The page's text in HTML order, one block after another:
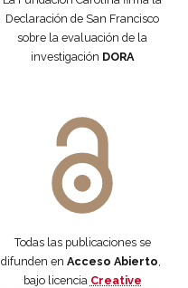
Declaración de San Francisco
sobre la evaluación de la
investigación DORA
Todas las publicaciones se
difunden en Acceso Abierto
bajo licencia Creative